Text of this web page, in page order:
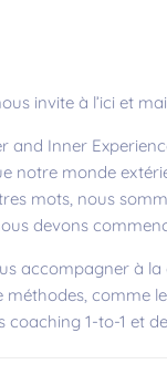
invite à l’ici et
and Inner
notre monde
mots, nous
devons
accompagner à
comme
coaching 1-to-1 et